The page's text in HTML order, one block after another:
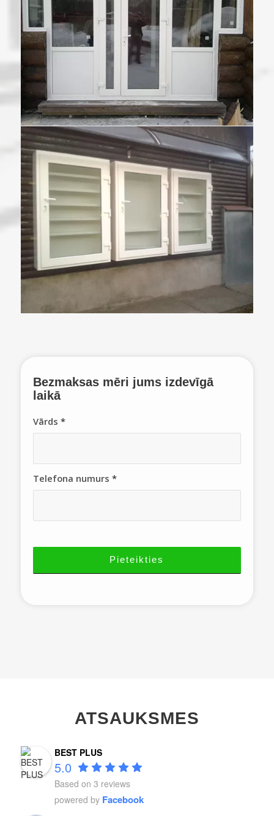
Bezmaksas mēri jums izdevīgā
laikā
Vārds *
Telefona numurs *
ATSAUKSMES
BEST PLUS
5.0
Based on 3 reviews
powered by Facebook